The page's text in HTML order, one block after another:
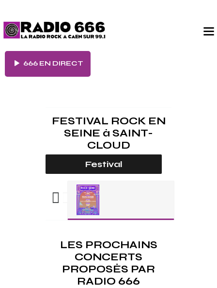
666 EN DIRECT
FESTIVAL ROCK EN
SEINE à SAINT-
CLOUD
Festival
LES PROCHAINS
CONCERTS
PROPOSÉS PAR
RADIO 666